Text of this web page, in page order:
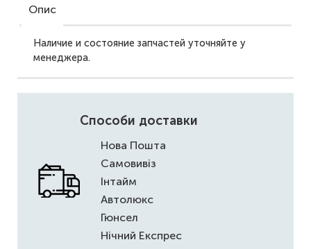
Опис
Наличие и состояние запчастей уточняйте у
менеджера.
Способи доставки
Нова Пошта
Самовивіз
Інтайм
Автолюкс
Гюнсел
Нічний Експрес